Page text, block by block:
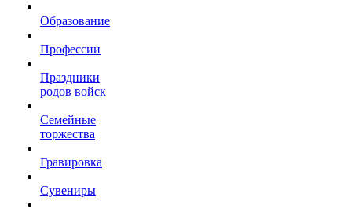
Образование
Профессии
Праздники
родов войск
Семейные
торжества
Гравировка
Сувениры